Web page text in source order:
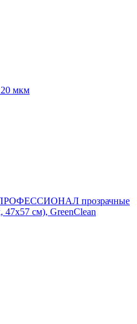
мкм
ПРОФЕССИОНАЛ прозрачные
см), GreenClean